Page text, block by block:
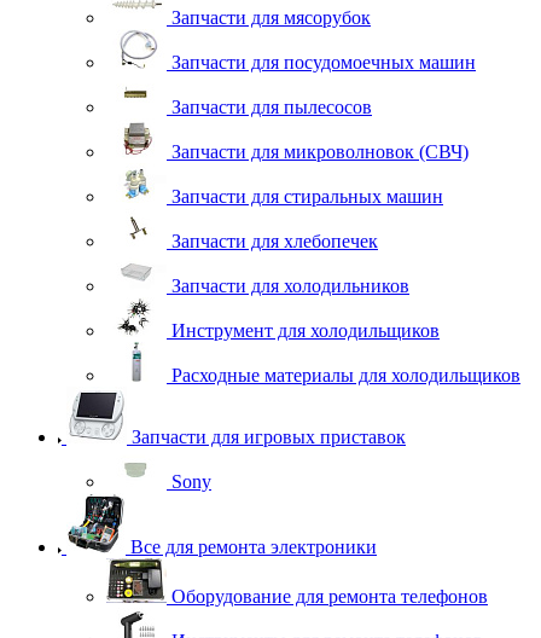
Запчасти для мясорубок
Запчасти для посудомоечных машин
Запчасти для пылесосов
Запчасти для микроволновок (СВЧ)
Запчасти для стиральных машин
Запчасти для хлебопечек
Запчасти для холодильников
Инструмент для холодильщиков
Расходные материалы для холодильщиков
Запчасти для игровых приставок
Sony
Все для ремонта электроники
Оборудование для ремонта телефонов